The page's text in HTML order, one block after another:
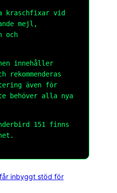
kraschfixar vid
mejl,
och
innehåller
rekommenderas
även för
behöver alla nya
151 finns
inbyggt stöd för